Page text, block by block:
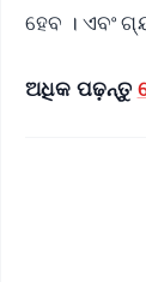
ହେବ । ଏବଂ
ଅଧିକ ପଢ଼ନ୍ତୁ